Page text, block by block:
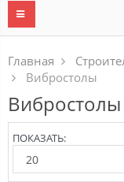
Главная
Вибростолы
Вибростолы
ПОКАЗАТЬ: